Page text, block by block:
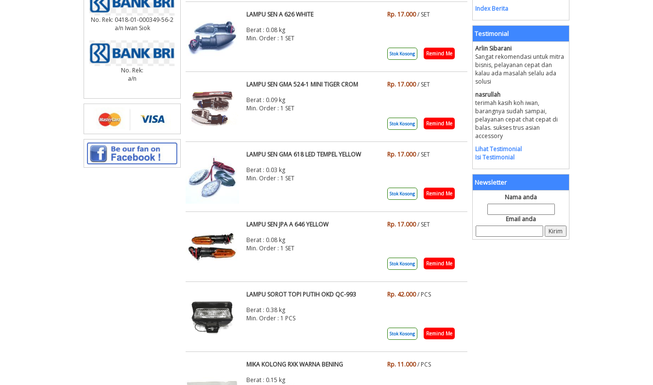
No. Rek: 0418-01-000349-56-2
a/n Iwan Siok
No. Rek:
a/n
LAMPU SEN A 626 WHITE
Berat : 0.08 kg
Min. Order : 1 SET
Rp. 17.000/ SET
Stok Kosong Remind Me
LAMPU SEN GMA 524-1 MINI TIGER CROM
Berat : 0.09 kg
Min. Order : 1 SET
Rp. 17.000/ SET
Stok Kosong Remind Me
LAMPU SEN GMA 618 LED TEMPEL YELLOW
Berat : 0.03 kg
Min. Order : 1 SET
Rp. 17.000/ SET
Stok Kosong Remind Me
LAMPU SEN JPA A 646 YELLOW
Berat : 0.08 kg
Min. Order : 1 SET
Rp. 17.000/ SET
Stok Kosong Remind Me
LAMPU SOROT TOPI PUTIH OKD QC-993
Berat : 0.38 kg
Min. Order : 1 PCS
Rp. 42.000/ PCS
Stok Kosong Remind Me
MIKA KOLONG RXK WARNA BENING
Berat : 0.15 kg
Rp. 11.000/ PCS
Index Berita
Testimonial
Arlin Sibarani
Sangat rekomendasi untuk mitra
bisnis, pelayanan cepat dan
kalau ada masalah selalu ada
solusi
nasrullah
terimah kasih koh iwan,
barangnya sudah sampai,
pelayanan cepat chat cepat di
balas. sukses trus asian
accessory
Lihat Testimonial
Isi Testimonial
Newsletter
Nama anda
Email anda